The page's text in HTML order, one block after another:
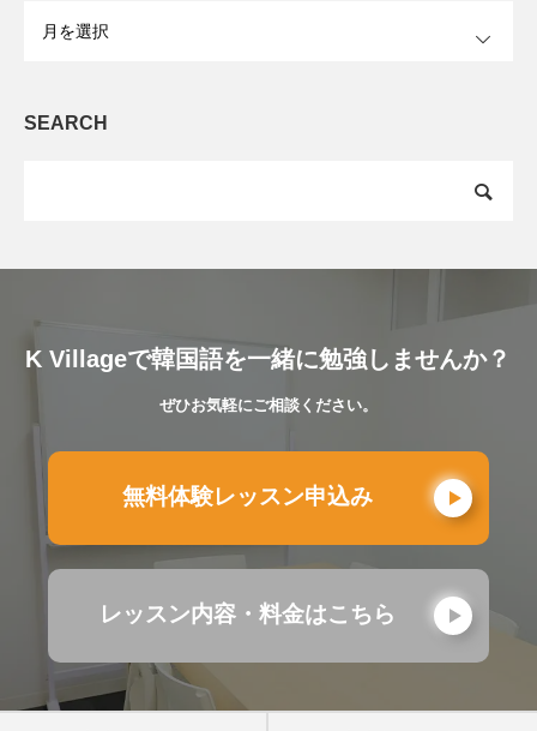
SEARCH
K Villageで韓国語を一緒に勉強しませんか？
ぜひお気軽にご相談ください。
無料体験レッスン申込み
レッスン内容・料金はこちら